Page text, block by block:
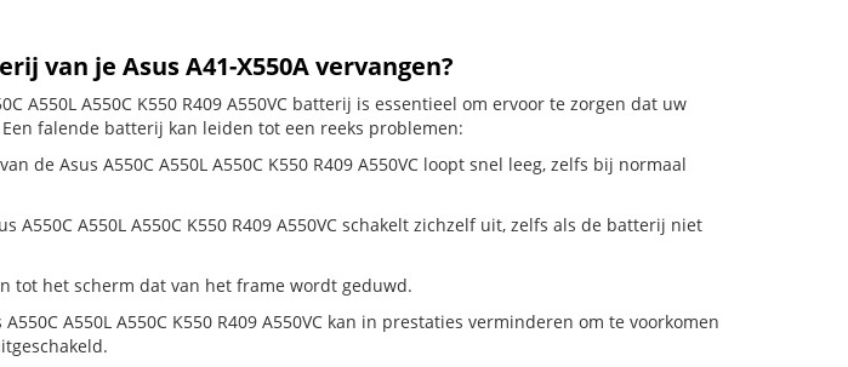
van je Asus A41-X550A vervangen?
A550L A550C K550 R409 A550VC batterij is essentieel om ervoor te zorgen dat uw
falende batterij kan leiden tot een reeks problemen:
de Asus A550C A550L A550C K550 R409 A550VC loopt snel leeg, zelfs bij normaal
A550C A550L A550C K550 R409 A550VC schakelt zichzelf uit, zelfs als de batterij niet
tot het scherm dat van het frame wordt geduwd.
A550L A550C K550 R409 A550VC kan in prestaties verminderen om te voorkomen